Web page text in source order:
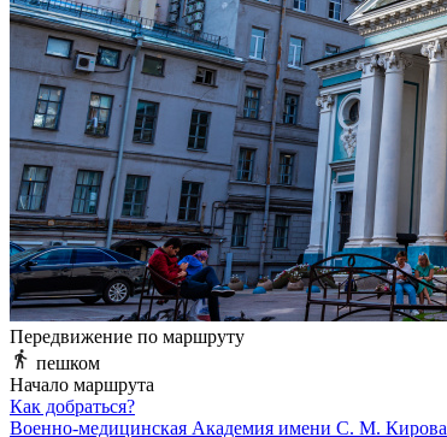
Передвижение по маршруту
пешком
Начало маршрута
Как добраться?
Военно-медицинская Академия имени С. М. Кирова